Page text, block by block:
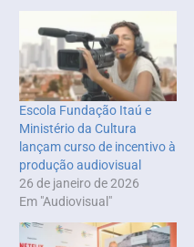
Escola Fundação Itaú e
Ministério da Cultura
lançam curso de incentivo à
produção audiovisual
26 de janeiro de 2026
Em "Audiovisual"